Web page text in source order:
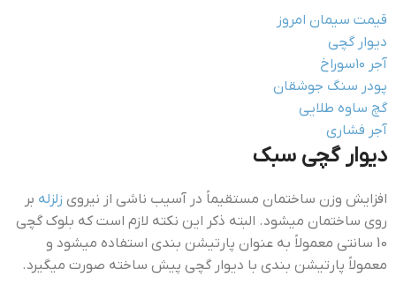
قیمت سیمان امروز
دیوار گچی
آجر ۱۰سوراخ
پودر سنگ جوشقان
گچ ساوه طلایی
آجر فشاری
ديوار گچي سبک
افزایش وزن ساختمان مستقیماً در آسیب ناشی از نیروی زلزله بر
روی ساختمان میشود. البته ذکر این نکته لازم است که بلوک گچی
10 سانتی معمولاً به عنوان پارتیشن بندی استفاده میشود و
معمولاً پارتیشن بندی با دیوار گچی پیش ساخته صورت میگیرد.